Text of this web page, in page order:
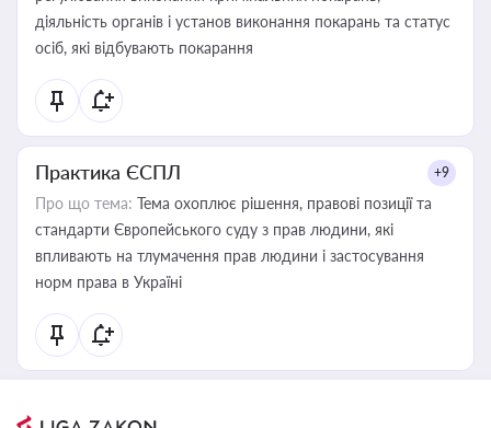
діяльність органів і установ виконання покарань та статус
осіб, які відбувають покарання
Практика ЄСПЛ +9
Про що тема: Тема охоплює рішення, правові позиції та
стандарти Європейського суду з прав людини, які
впливають на тлумачення прав людини і застосування
норм права в Україні